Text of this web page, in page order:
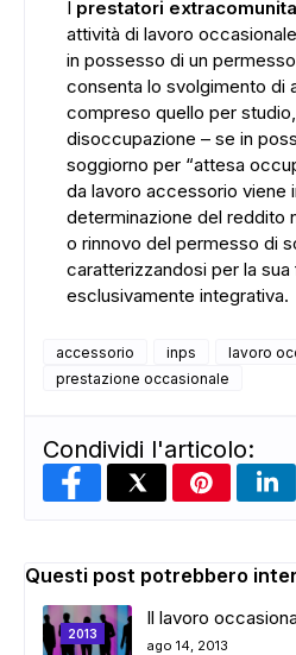
I prestatori
attività di lavoro
in possesso di un
consenta lo svolgimento di
compreso quello per
disoccupazione – se in
soggiorno per “attesa
da lavoro accessorio viene
determinazione del reddito
o rinnovo del permesso di
caratterizzandosi per la sua
esclusivamente integrativa.
accessorio inps
lavoro
prestazione occasionale
Condividi l'articolo:
Questi post potrebbero
2013
Il lavoro
ago 14, 2013